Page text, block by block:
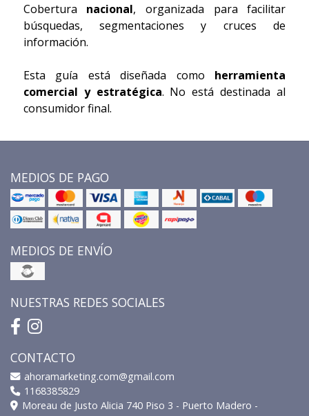
Cobertura nacional, organizada para facilitar
búsquedas, segmentaciones y cruces de
información.
Esta guía está diseñada como herramienta
comercial y estratégica. No está destinada al
consumidor final.
MEDIOS DE PAGO
MEDIOS DE ENVÍO
NUESTRAS REDES SOCIALES
CONTACTO
ahoramarketing.com@gmail.com
1168385829
Moreau de Justo Alicia 740 Piso 3 - Puerto Madero -